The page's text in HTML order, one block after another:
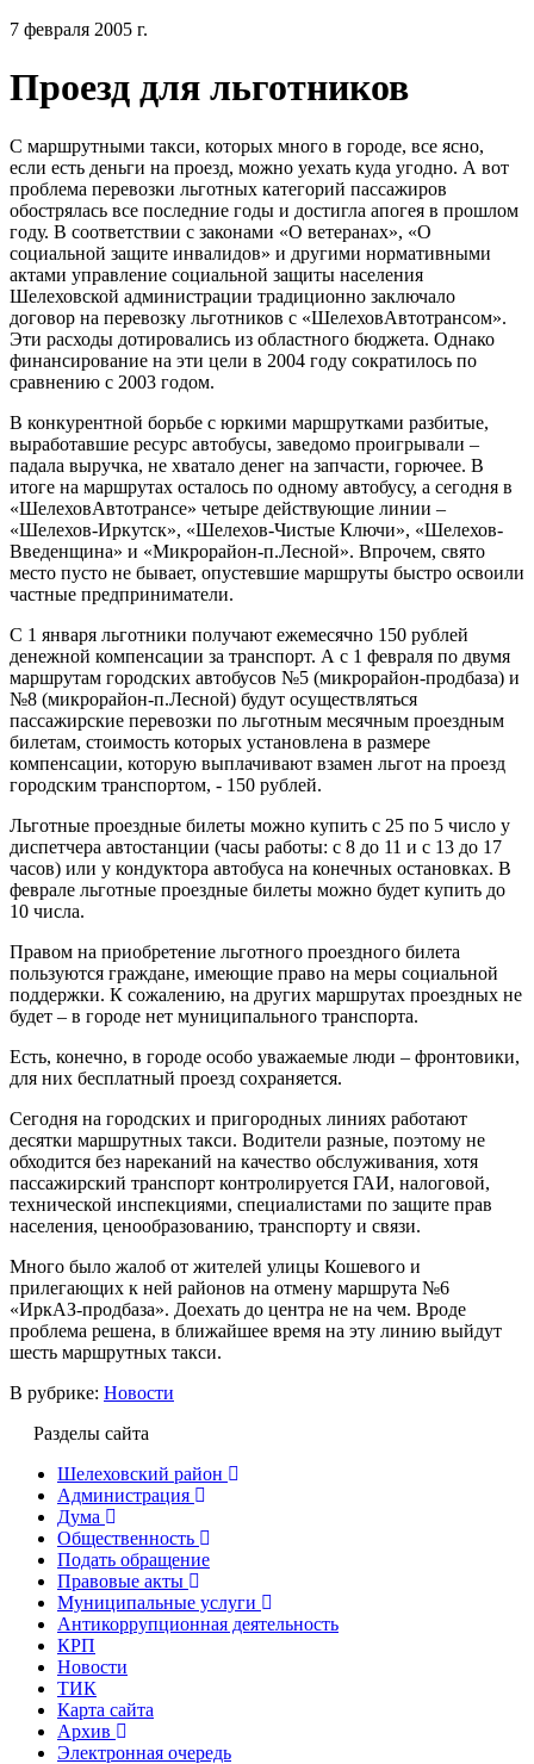
7 февраля 2005 г.
Проезд для льготников
С маршрутными такси, которых много в городе, все ясно,
если есть деньги на проезд, можно уехать куда угодно. А вот
проблема перевозки льготных категорий пассажиров
обострялась все последние годы и достигла апогея в прошлом
году. В соответствии с законами «О ветеранах», «О
социальной защите инвалидов» и другими нормативными
актами управление социальной защиты населения
Шелеховской администрации традиционно заключало
договор на перевозку льготников с «ШелеховАвтотрансом».
Эти расходы дотировались из областного бюджета. Однако
финансирование на эти цели в 2004 году сократилось по
сравнению с 2003 годом.
В конкурентной борьбе с юркими маршрутками разбитые,
выработавшие ресурс автобусы, заведомо проигрывали –
падала выручка, не хватало денег на запчасти, горючее. В
итоге на маршрутах осталось по одному автобусу, а сегодня в
«ШелеховАвтотрансе» четыре действующие линии –
«Шелехов-Иркутск», «Шелехов-Чистые Ключи», «Шелехов-
Введенщина» и «Микрорайон-п.Лесной». Впрочем, свято
место пусто не бывает, опустевшие маршруты быстро освоили
частные предприниматели.
С 1 января льготники получают ежемесячно 150 рублей
денежной компенсации за транспорт. А с 1 февраля по двумя
маршрутам городских автобусов №5 (микрорайон-продбаза) и
№8 (микрорайон-п.Лесной) будут осуществляться
пассажирские перевозки по льготным месячным проездным
билетам, стоимость которых установлена в размере
компенсации, которую выплачивают взамен льгот на проезд
городским транспортом, - 150 рублей.
Льготные проездные билеты можно купить с 25 по 5 число у
диспетчера автостанции (часы работы: с 8 до 11 и с 13 до 17
часов) или у кондуктора автобуса на конечных остановках. В
феврале льготные проездные билеты можно будет купить до
10 числа.
Правом на приобретение льготного проездного билета
пользуются граждане, имеющие право на меры социальной
поддержки. К сожалению, на других маршрутах проездных не
будет – в городе нет муниципального транспорта.
Есть, конечно, в городе особо уважаемые люди – фронтовики,
для них бесплатный проезд сохраняется.
Сегодня на городских и пригородных линиях работают
десятки маршрутных такси. Водители разные, поэтому не
обходится без нареканий на качество обслуживания, хотя
пассажирский транспорт контролируется ГАИ, налоговой,
технической инспекциями, специалистами по защите прав
населения, ценообразованию, транспорту и связи.
Много было жалоб от жителей улицы Кошевого и
прилегающих к ней районов на отмену маршрута №6
«ИркАЗ-продбаза». Доехать до центра не на чем. Вроде
проблема решена, в ближайшее время на эту линию выйдут
шесть маршрутных такси.
В рубрике: Новости
Разделы сайта
Шелеховский район
Администрация
Дума
Общественность
Подать обращение
Правовые акты
Муниципальные услуги
Антикоррупционная деятельность
КРП
Новости
ТИК
Карта сайта
Архив
Электронная очередь